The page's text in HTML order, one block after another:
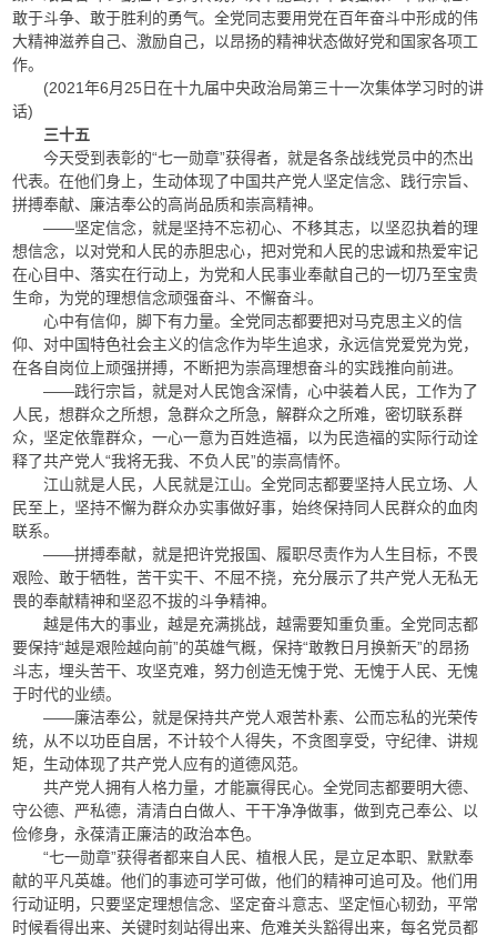
敢于斗争、敢于胜利的勇气。全党同志要用党在百年奋斗中形成的伟
大精神滋养自己、激励自己，以昂扬的精神状态做好党和国家各项工
作。
(2021年6月25日在十九届中央政治局第三十一次集体学习时的讲
话)
三十五
今天受到表彰的“七一勋章”获得者，就是各条战线党员中的杰出
代表。在他们身上，生动体现了中国共产党人坚定信念、践行宗旨、
拼搏奉献、廉洁奉公的高尚品质和崇高精神。
——坚定信念，就是坚持不忘初心、不移其志，以坚忍执着的理
想信念，以对党和人民的赤胆忠心，把对党和人民的忠诚和热爱牢记
在心目中、落实在行动上，为党和人民事业奉献自己的一切乃至宝贵
生命，为党的理想信念顽强奋斗、不懈奋斗。
心中有信仰，脚下有力量。全党同志都要把对马克思主义的信
仰、对中国特色社会主义的信念作为毕生追求，永远信党爱党为党，
在各自岗位上顽强拼搏，不断把为崇高理想奋斗的实践推向前进。
——践行宗旨，就是对人民饱含深情，心中装着人民，工作为了
人民，想群众之所想，急群众之所急，解群众之所难，密切联系群
众，坚定依靠群众，一心一意为百姓造福，以为民造福的实际行动诠
释了共产党人“我将无我、不负人民”的崇高情怀。
江山就是人民，人民就是江山。全党同志都要坚持人民立场、人
民至上，坚持不懈为群众办实事做好事，始终保持同人民群众的血肉
联系。
——拼搏奉献，就是把许党报国、履职尽责作为人生目标，不畏
艰险、敢于牺牲，苦干实干、不屈不挠，充分展示了共产党人无私无
畏的奉献精神和坚忍不拔的斗争精神。
越是伟大的事业，越是充满挑战，越需要知重负重。全党同志都
要保持“越是艰险越向前”的英雄气概，保持“敢教日月换新天”的昂扬
斗志，埋头苦干、攻坚克难，努力创造无愧于党、无愧于人民、无愧
于时代的业绩。
——廉洁奉公，就是保持共产党人艰苦朴素、公而忘私的光荣传
统，从不以功臣自居，不计较个人得失，不贪图享受，守纪律、讲规
矩，生动体现了共产党人应有的道德风范。
共产党人拥有人格力量，才能赢得民心。全党同志都要明大德、
守公德、严私德，清清白白做人、干干净净做事，做到克己奉公、以
俭修身，永葆清正廉洁的政治本色。
“七一勋章”获得者都来自人民、植根人民，是立足本职、默默奉
献的平凡英雄。他们的事迹可学可做，他们的精神可追可及。他们用
行动证明，只要坚定理想信念、坚定奋斗意志、坚定恒心韧劲，平常
时候看得出来、关键时刻站得出来、危难关头豁得出来，每名党员都